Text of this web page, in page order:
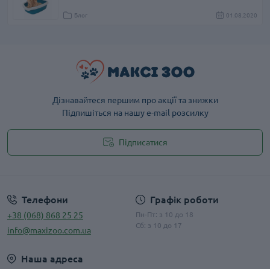
Блог 01.08.2020
Дізнавайтеся першим про акції та знижки
Підпишіться на нашу e-mail розсилку
Підписатися
Телефони
+38 (068) 868 25 25
info@maxizoo.com.ua
Графік роботи
Пн-Пт: з 10 до 18
Сб: з 10 до 17
Наша адреса